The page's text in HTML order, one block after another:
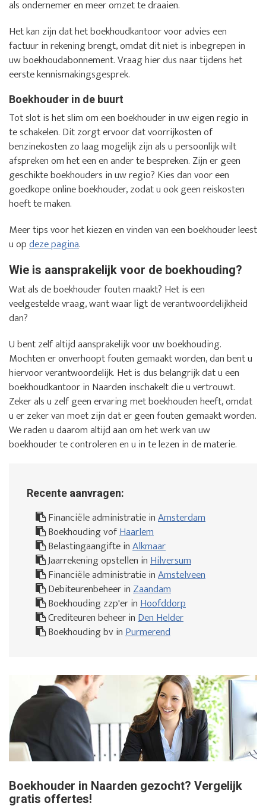
als ondernemer en meer omzet te draaien.
Het kan zijn dat het boekhoudkantoor voor advies een
factuur in rekening brengt, omdat dit niet is inbegrepen in
uw boekhoudabonnement. Vraag hier dus naar tijdens het
eerste kennismakingsgesprek.
Boekhouder in de buurt
Tot slot is het slim om een boekhouder in uw eigen regio in
te schakelen. Dit zorgt ervoor dat voorrijkosten of
benzinekosten zo laag mogelijk zijn als u persoonlijk wilt
afspreken om het een en ander te bespreken. Zijn er geen
geschikte boekhouders in uw regio? Kies dan voor een
goedkope online boekhouder, zodat u ook geen reiskosten
hoeft te maken.
Meer tips voor het kiezen en vinden van een boekhouder leest
u opdeze pagina.
Wie is aansprakelijk voor de boekhouding?
Wat als de boekhouder fouten maakt? Het is een
veelgestelde vraag, want waar ligt de verantwoordelijkheid
dan?
U bent zelf altijd aansprakelijk voor uw boekhouding.
Mochten er onverhoopt fouten gemaakt worden, dan bent u
hiervoor verantwoordelijk. Het is dus belangrijk dat u een
boekhoudkantoor in Naarden inschakelt die u vertrouwt.
Zeker als u zelf geen ervaring met boekhouden heeft, omdat
u er zeker van moet zijn dat er geen fouten gemaakt worden.
We raden u daarom altijd aan om het werk van uw
boekhouder te controleren en u in te lezen in de materie.
Recente aanvragen:
Financiële administratie inAmsterdam
Boekhouding vofHaarlem
Belastingaangifte inAlkmaar
Jaarrekening opstellen inHilversum
Financiële administratie inAmstelveen
Debiteurenbeheer inZaandam
Boekhouding zzp'er inHoofddorp
Crediteuren beheer inDen Helder
Boekhouding bv inPurmerend
Boekhouder in Naarden gezocht? Vergelijk
gratis offertes!